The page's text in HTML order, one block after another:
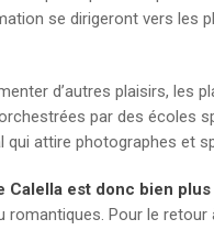
se dirigeront vers les
d’autres plaisirs, les
par des écoles
qui attire photographes et
Calella est donc bien
romantiques. Pour le retour